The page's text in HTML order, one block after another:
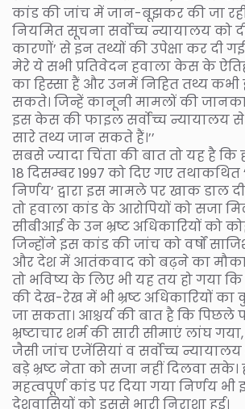
कांड की जांच में जान-बूझकर की जा
नियमित सूचना सर्वोच्च न्यायालय को
कारणों’ से इन तथ्यों की उपेक्षा कर दी
मेरे ये सभी प्रतिवेदन हवाला केस के
का हिस्सा हैं और उनमें निहित तथ्य
सकते। जिन्हें कानूनी मामलों की
इस केस की फाइल सर्वोच्च न्यायालय
सारे तथ्य जान सकते हैं।’’
सबसे ज्यादा चिंता की बात तो यह है
18 दिसम्बर 1997 को दिए गए तथाकथित
निर्णय’ द्वारा इस मामले पर खाक डाल
तो हवाला कांड के आरोपियों को सजा
सीबीआई के उन भ्रष्ट अधिकारियों को
जिन्होंने इस कांड की जांच को वर्षों
और देश में आतंकवाद को बढ़ने का मौका
तो भविष्य के लिए भी यह तय हो गया कि
की देख-रेख में भी भ्रष्ट अधिकारियों का
जा सकता। आश्चर्य की बात है कि पिछले
भ्रष्टाचार शर्म की सारी सीमाएं लांघ
जैसी जांच एजेंसियां व सर्वोच्च
बड़े भ्रष्ट नेता को सजा नहीं दिलवा
महत्वपूर्ण कांड पर दिया गया निर्णय भी
देशवासियों को इससे भारी निराशा हुई।